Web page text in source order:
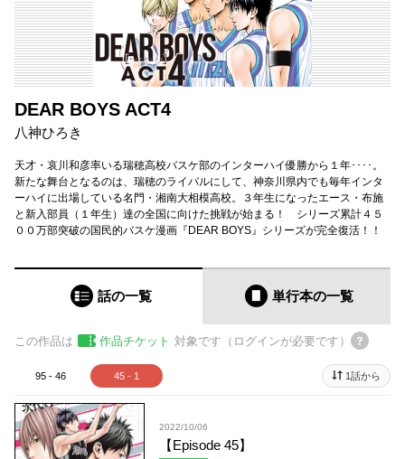
DEAR BOYS ACT4
八神ひろき
天才・哀川和彦率いる瑞穂高校バスケ部のインターハイ優勝から１年････。
新たな舞台となるのは、瑞穂のライバルにして、神奈川県内でも毎年インタ
ーハイに出場している名門・湘南大相模高校。３年生になったエース・布施
と新入部員（１年生）達の全国に向けた挑戦が始まる！ シリーズ累計４５
００万部突破の国民的バスケ漫画『DEAR BOYS』シリーズが完全復活！！
話の一覧 単行本の一覧
この作品は 作品チケット 対象です（ログインが必要です）
95 - 46 45 - 1 1話から
2022/10/06
【Episode 45】